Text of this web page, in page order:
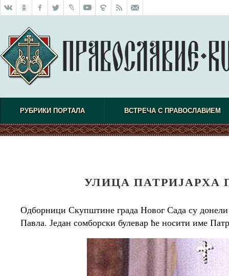
РУБРИКИ ПОРТАЛА ВСТРЕЧА С ПРАВОСЛАВИЕМ
УЛИЦА
Одборници Скупштине града Новог Сада су донели
Павла. Један сомборски булевар ће носити име